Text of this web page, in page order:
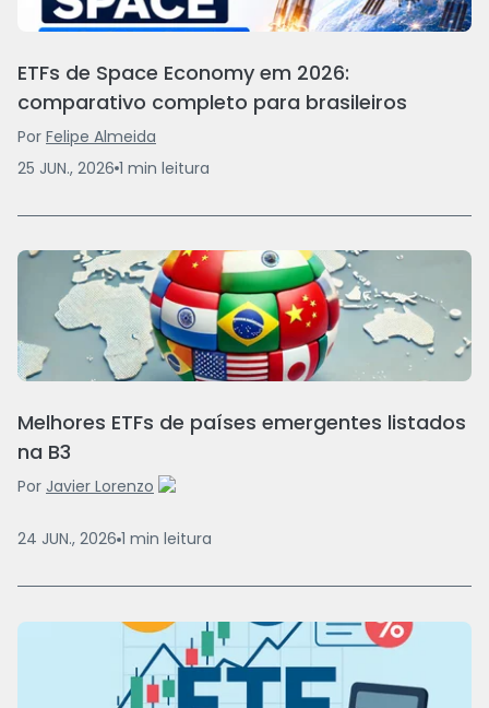
ETFs de Space Economy em 2026:
comparativo completo para brasileiros
Por Felipe Almeida
25 JUN., 2026 1 min leitura
Melhores ETFs de países emergentes listados
na B3
Por Javier Lorenzo
24 JUN., 2026 1 min leitura